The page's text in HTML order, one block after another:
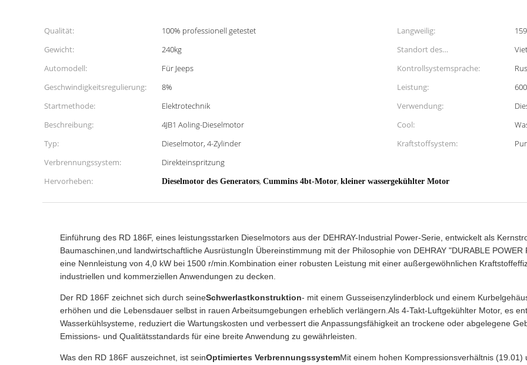
Qualität: 100% professionell getestet Langweilig:
Gewicht:
240kg
Standort des
Ausstellungsraums:
Automodell:
Für Jeeps Kontrollsystemsprache:
Geschwindigkeitsregulierung:
8% Leistung:
Startmethode:
Elektrotechnik Verwendung:
Beschreibung:
4JB1 Aoling-Dieselmotor Cool:
Typ:
Dieselmotor, 4-Zylinder Kraftstoffsystem:
Verbrennungssystem:
Direkteinspritzung
Hervorheben:
Dieselmotor des Generators, Cummins 4bt-Motor, kleiner wassergekühlter Motor
Einführung des RD 186F, eines leistungsstarken Dieselmotors aus der DEHRAY-Industrial Power-Serie, entwickelt als
Baumaschinen,und landwirtschaftliche AusrüstungIn Übereinstimmung mit der Philosophie von DEHRAY "DURABLE
eine Nennleistung von 4,0 kW bei 1500 r/min.Kombination einer robusten Leistung mit einer außergewöhnlichen
industriellen und kommerziellen Anwendungen zu decken.
Der RD 186F zeichnet sich durch seineSchwerlastkonstruktion- mit einem Gusseisenzylinderblock und einem
erhöhen und die Lebensdauer selbst in rauen Arbeitsumgebungen erheblich verlängern.Als 4-Takt-Luftgekühlter Motor, es
Wasserkühlsysteme, reduziert die Wartungskosten und verbessert die Anpassungsfähigkeit an trockene oder abgelegene
Emissions- und Qualitätsstandards für eine breite Anwendung zu gewährleisten.
Was den RD 186F auszeichnet, ist seinOptimiertes VerbrennungssystemMit einem hohen Kompressionsverhältnis